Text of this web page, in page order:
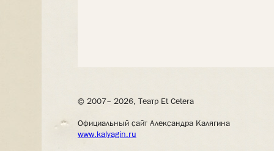
© 2007– 2026, Театр Et Cetera
Официальный сайт Александра Калягина
www.kalyagin.ru